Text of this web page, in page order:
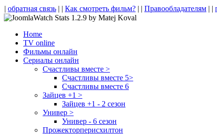
| обратная связь | | Как смотреть фильм? | | Правообладателям | |
Home
TV online
Фильмы онлайн
Сериалы онлайн
Счастливы вместе >
Счастливы вместе 5>
Счастливы вместе 6
Зайцев +1 >
Зайцев +1 - 2 сезон
Универ >
Универ - 6 сезон
Прожекторперисхилтон